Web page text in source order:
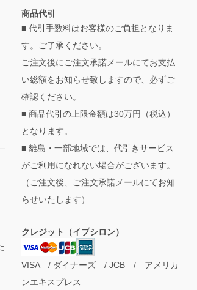
商品代引
■ 代引手数料はお客様のご負担となりま
す。ご了承ください。
ご注文後にご注文承諾メールにてお支払
い総額をお知らせ致しますので、必ずご
確認ください。
■ 商品代引の上限金額は30万円（税込）
となります。
■ 離島・一部地域では、代引きサービス
がご利用になれない場合がございます。
（ご注文後、ご注文承諾メールにてお知
らせいたします）
クレジット（イプシロン）
VISA / ダイナーズ / JCB / アメリカ
ンエキスプレス